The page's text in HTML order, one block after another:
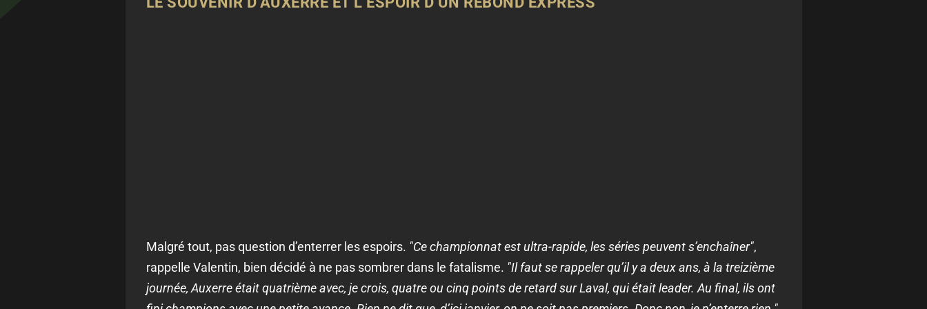
Malgré tout, pas question d’enterrer les espoirs. "Ce championnat est ultra-rapide, les séries peuvent s’enchaîner",
rappelle Valentin, bien décidé à ne pas sombrer dans le fatalisme. "Il faut se rappeler qu’il y a deux ans, à la treizième
journée, Auxerre était quatrième avec, je crois, quatre ou cinq points de retard sur Laval, qui était leader. Au final, ils ont